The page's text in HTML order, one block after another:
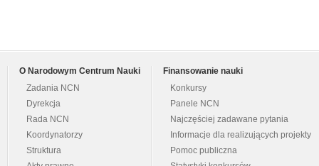
O Narodowym Centrum Nauki
Zadania NCN
Dyrekcja
Rada NCN
Koordynatorzy
Struktura
Finansowanie nauki
Konkursy
Panele NCN
Najczęściej zadawane pytania
Informacje dla realizujących projekty
Pomoc publiczna